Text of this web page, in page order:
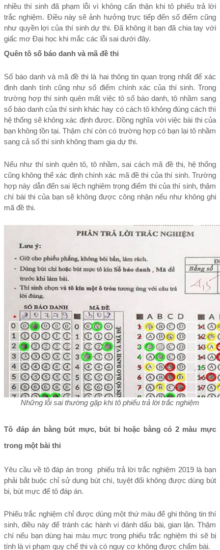
nhiều thí sinh đã phạm lỗi vì không cẩn thận khi tô phiếu trả lời
trắc nghiệm. Điều này sẽ ảnh hưởng trực tiếp đến số điểm cũng
như quyền lợi của thí sinh dự thi. Đã không ít bạn đã chia tay với
giấc mơ Đại học khi mắc các lỗi sai dưới đây.
Quên tô số báo danh và mã đề thi
Số báo danh và mã đề thi là hai thông tin quan trọng nhất để xác
định danh tính cũng như số điểm chính xác của thí sinh. Trong
trường hợp thí sinh quên mất việc tô số báo danh, tô nhầm sang
số báo danh của thí sinh khác hay có cách tô không đúng cách thì
hệ thống sẽ không xác định được. Đồng nghĩa với việc bài thi của
bạn không tồn tại. Thậm chí còn có trường hợp có bạn lại tô nhầm
sang cả số thí sinh không tham gia dự thi.
Nếu như thí sinh quên tô, tô nhầm, sai cách mã đề thi, hệ thống
cũng không thể xác định chính xác mã đề thi của thí sinh. Trường
hợp này dẫn đến sai lệch nghiêm trọng điểm thi của thí sinh, thậm
chí bài thi của bạn sẽ không được công nhận nếu như không ghi
mã đề thi.
Những lỗi sai thường gặp khi tô phiếu trả lời trắc nghiệm
Tô đáp án bằng bút mực, bút bi hoặc bằng có 2 màu mực
trong một bài thi
Yêu cầu về tô đáp án trong  phiếu trả lời trắc nghiệm 2019 là bạn
phải bắt buộc chỉ sử dụng bút chì, tuyệt đối không được dùng bút
bi, bút mực để tô đáp án.
Phiếu trắc nghiệm chỉ được dùng một thứ màu để ghi thông tin thí
sinh, điều này để tránh các hành vi đánh dấu bài, gian lận. Thậm
chí nếu bạn dùng hai màu mực trong phiếu trắc nghiệm thì sẽ bị
tính là vi phạm quy chế thi và có nguy cơ không được chấm bài.